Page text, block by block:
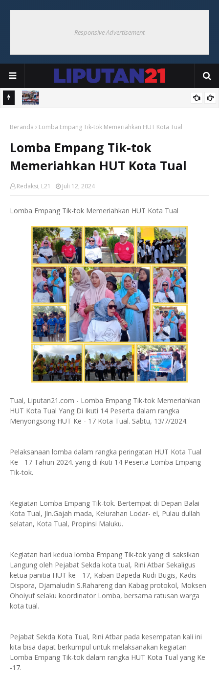
Responsive Advertisement
di Pasar Langgur
Beranda Lomba Empang Tik-tok Memeriahkan HUT Kota Tual
Lomba Empang Tik-tok
Memeriahkan HUT Kota Tual
Redaksi, L21 Juli 12, 2024
Lomba Empang Tik-tok Memeriahkan HUT Kota Tual
Tual, Liputan21.com - Lomba Empang Tik-tok Memeriahkan
HUT Kota Tual Yang Di Ikuti 14 Peserta dalam rangka
Menyongsong HUT Ke - 17 Kota Tual. Sabtu, 13/7/2024.
Pelaksanaan lomba dalam rangka peringatan HUT Kota Tual
Ke - 17 Tahun 2024. yang di ikuti 14 Peserta Lomba Empang
Tik-tok.
Kegiatan Lomba Empang Tik-tok. Bertempat di Depan Balai
Kota Tual, Jln.Gajah mada, Kelurahan Lodar- el, Pulau dullah
selatan, Kota Tual, Propinsi Maluku.
Kegiatan hari kedua lomba Empang Tik-tok yang di saksikan
Langung oleh Pejabat Sekda kota tual, Rini Atbar Sekaligus
ketua panitia HUT ke - 17, Kaban Bapeda Rudi Bugis, Kadis
Dispora, Djamaludin S.Rahareng dan Kabag protokol, Moksen
Ohoiyuf selaku koordinator Lomba, bersama ratusan warga
kota tual.
Pejabat Sekda Kota Tual, Rini Atbar pada kesempatan kali ini
kita bisa dapat berkumpul untuk melaksanakan kegiatan
Lomba Empang Tik-tok dalam rangka HUT Kota Tual yang Ke
-17.